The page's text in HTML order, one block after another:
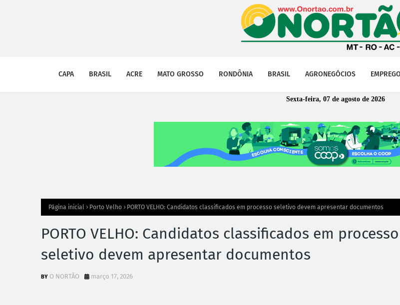
CAPA BRASIL ACRE MATO GROSSO RONDÔNIA BRASIL AGRONEGÓCIOS
Sexta-feira, 07 de agosto de 2026
Página inicial Porto Velho PORTO VELHO: Candidatos classificados em processo seletivo devem apresentar documentos
PORTO VELHO: Candidatos classificados em processo
seletivo devem apresentar documentos
O NORTÃO março 17, 2026